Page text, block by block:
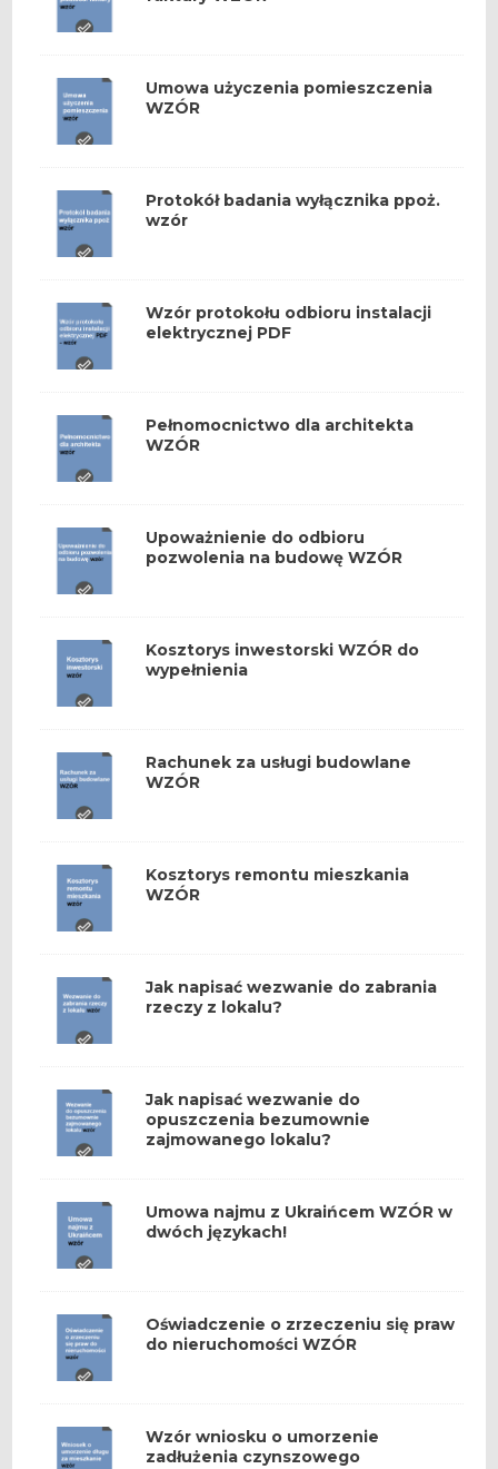
Umowa użyczenia pomieszczenia
WZÓR
Protokół badania wyłącznika ppoż.
wzór
Wzór protokołu odbioru instalacji
elektrycznej PDF
Pełnomocnictwo dla architekta
WZÓR
Upoważnienie do odbioru
pozwolenia na budowę WZÓR
Kosztorys inwestorski WZÓR do
wypełnienia
Rachunek za usługi budowlane
WZÓR
Kosztorys remontu mieszkania
WZÓR
Jak napisać wezwanie do zabrania
rzeczy z lokalu?
Jak napisać wezwanie do
opuszczenia bezumownie
zajmowanego lokalu?
Umowa najmu z Ukraińcem WZÓR w
dwóch językach!
Oświadczenie o zrzeczeniu się praw
do nieruchomości WZÓR
Wzór wniosku o umorzenie
zadłużenia czynszowego